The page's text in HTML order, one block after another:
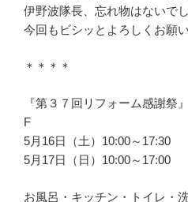
伊野波隊長、忘れ物はないで
今回もビシッとよろしくお願
＊＊＊＊
『第３７回リフォーム感謝
F
5月16日（土）10:00～17:30
5月17日（日）10:00～17:00
お風呂・キッチン・トイレ・